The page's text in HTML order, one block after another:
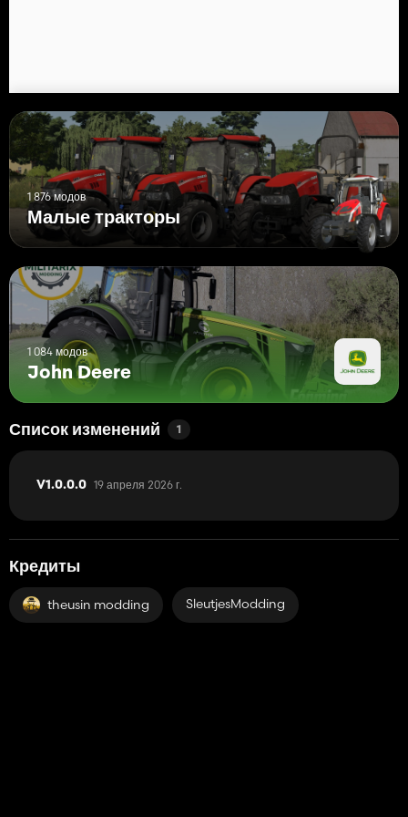
1 876 модов
Малые тракторы
1 084 модов
John Deere
Список изменений 1
V1.0.0.0 19 апреля 2026 г.
Кредиты
theusin modding SleutjesModding